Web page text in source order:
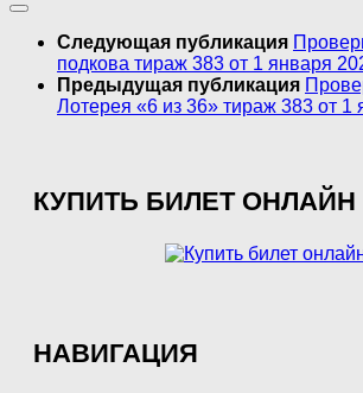
Следующая публикация
подкова тираж 383 от 1 января
Предыдущая публикация
Лотерея «6 из 36» тираж 383 от 1
КУПИТЬ БИЛЕТ ОНЛАЙН
НАВИГАЦИЯ